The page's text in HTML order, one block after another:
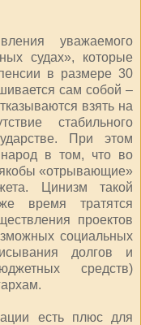
уважаемого
судах», которые
в размере 30
сам собой –
взять на
стабильного
При этом
народ в том, что во
якобы «отрывающие»
Цинизм такой
время тратятся
проектов
социальных
долгов и
средств)
есть плюс для